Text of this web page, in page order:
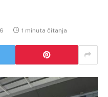
1 minuta čitanja